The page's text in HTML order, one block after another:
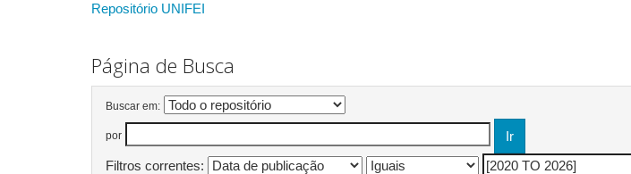
Repositório UNIFEI
Página de Busca
Buscar em:
por
Filtros correntes: